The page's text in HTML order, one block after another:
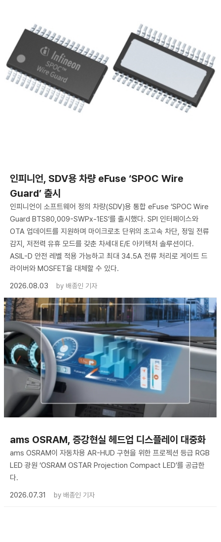
인피니언, SDV용 차량 eFuse ‘SPOC Wire
Guard’ 출시
인피니언이 소프트웨어 정의 차량(SDV)용 통합 eFuse ‘SPOC Wire
Guard BTS80,009-SWPx-1ES’를 출시했다. SPI 인터페이스와
OTA 업데이트를 지원하며 마이크로초 단위의 초고속 차단, 정밀 전류
감지, 저전력 유휴 모드를 갖춘 차세대 E/E 아키텍처 솔루션이다.
ASIL-D 안전 레벨 적용 가능하고 최대 34.5A 전류 처리로 게이트 드
라이버와 MOSFET을 대체할 수 있다.
2026.08.03
by 배종인 기자
ams OSRAM, 증강현실 헤드업 디스플레이 대중화
ams OSRAM이 자동차용 AR-HUD 구현을 위한 프로젝션 등급 RGB
LED 광원 ‘OSRAM OSTAR Projection Compact LED’를 공급한
다.
2026.07.31
by 배종인 기자